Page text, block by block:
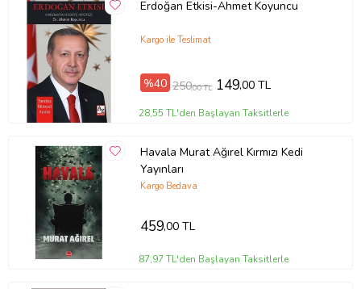
Erdoğan Etkisi-Ahmet Koyuncu
Kargo ile Teslimat
%40 250,00 TL 149,00 TL
28,55 TL'den Başlayan Taksitlerle
Havala Murat Ağırel Kırmızı Kedi
Yayınları
Kargo Bedava
459,00 TL
87,97 TL'den Başlayan Taksitlerle